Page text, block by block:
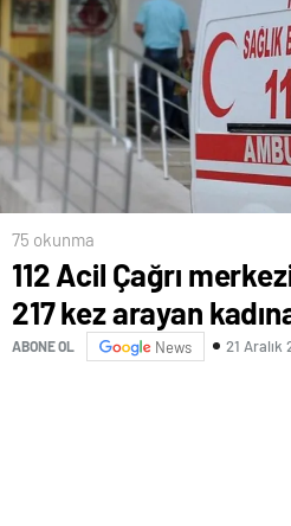
75 okunma
112 Acil Çağrı
217 kez arayan
ABONE OL News 21 Aralık